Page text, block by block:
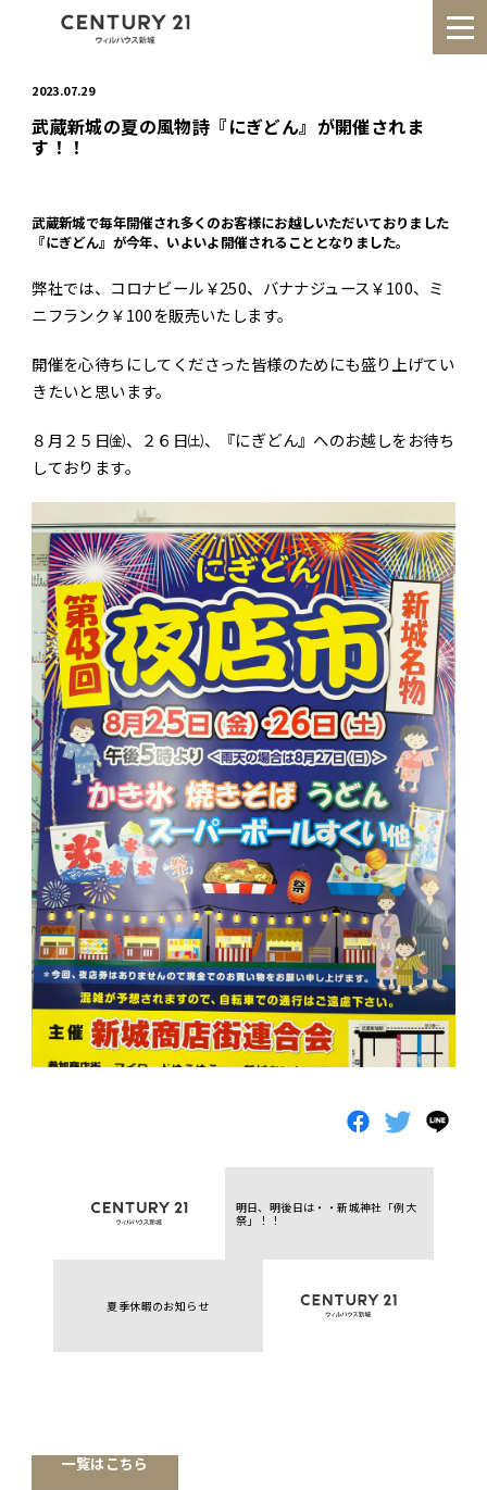
HOME
受付時間:10:30〜18:30
簡単査定 お問い合わせ
2023.07.29
武蔵新城の夏の風物詩『にぎどん』が開催されま
す！！
武蔵新城で毎年開催され多くのお客様にお越しいただいておりました
『にぎどん』が今年、いよいよ開催されることとなりました。
弊社では、コロナビール￥250、バナナジュース￥100、ミ
ニフランク￥100を販売いたします。
開催を心待ちにしてくださった皆様のためにも盛り上げてい
きたいと思います。
８月２５日㈮、２６日㈯、『にぎどん』へのお越しをお待ち
しております。
明日、明後日は・・新城神社「例大
祭」！！
夏季休暇のお知らせ
一覧はこちら